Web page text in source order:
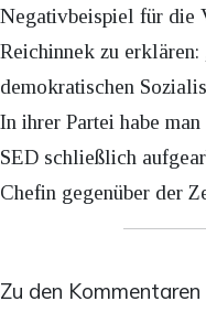
Negativbeispiel für die
Reichinnek zu
demokratischen
In ihrer Partei habe
SED schließlich
Chefin gegenüber der
Zu den Kommentaren